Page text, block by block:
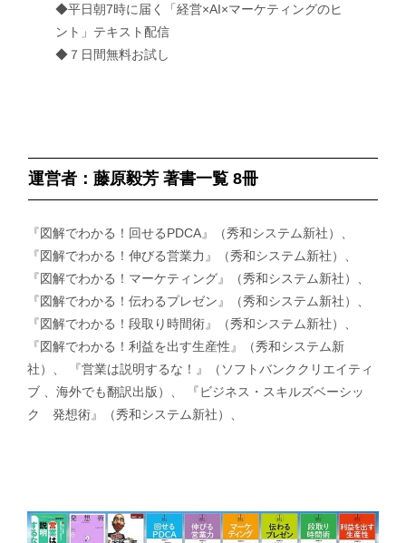
◆平日朝7時に届く「経営×AI×マーケティングのヒ
ント」テキスト配信
◆７日間無料お試し
運営者：藤原毅芳 著書一覧 8冊
『図解でわかる！回せるPDCA』（秀和システム新社）、
『図解でわかる！伸びる営業力』（秀和システム新社）、
『図解でわかる！マーケティング』（秀和システム新社）、
『図解でわかる！伝わるプレゼン』（秀和システム新社）、
『図解でわかる！段取り時間術』（秀和システム新社）、
『図解でわかる！利益を出す生産性』（秀和システム新
社）、 『営業は説明するな！』（ソフトバンククリエイティ
ブ 、海外でも翻訳出版）、 『ビジネス・スキルズベーシッ
ク 発想術』（秀和システム新社）、